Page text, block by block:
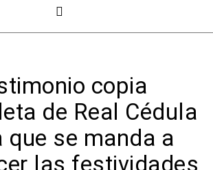
copia
de Real Cédula
que se manda a
las festividades